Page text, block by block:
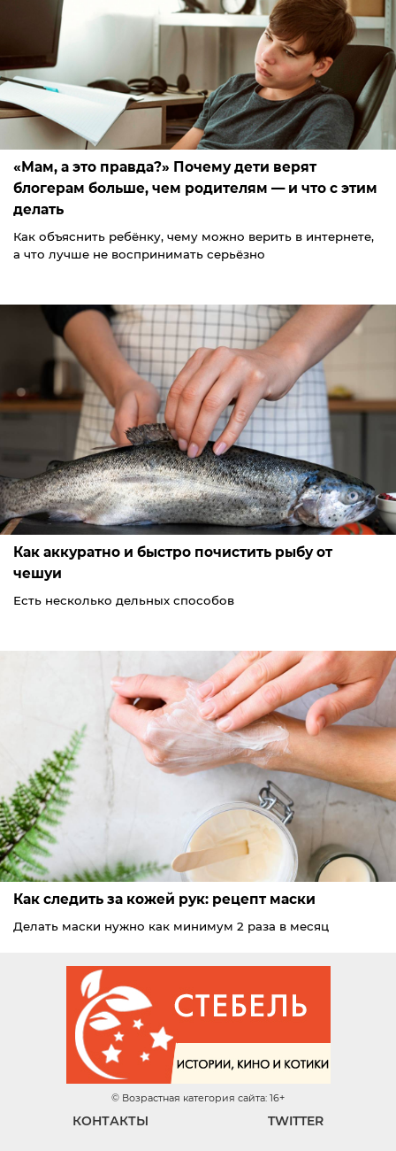
«Мам, а это правда?» Почему дети верят
блогерам больше, чем родителям — и что с этим
делать
Как объяснить ребёнку, чему можно верить в интернете,
а что лучше не воспринимать серьёзно
Как аккуратно и быстро почистить рыбу от
чешуи
Есть несколько дельных способов
Как следить за кожей рук: рецепт маски
Делать маски нужно как минимум 2 раза в месяц
© Возрастная категория сайта: 16+
КОНТАКТЫ TWITTER